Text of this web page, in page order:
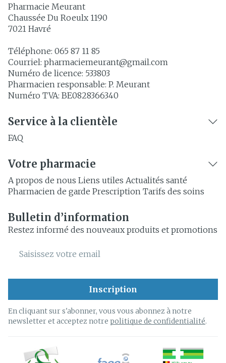
Pharmacie Meurant
Chaussée Du Roeulx 1190
7021 Havré
Téléphone: 065 87 11 85
Courriel: pharmaciemeurant@gmail.com
Numéro de licence: 533803
Pharmacien responsable: P. Meurant
Numéro TVA: BE0828366340
Service à la clientèle
FAQ
Votre pharmacie
A propos de nous Liens utiles Actualités santé
Pharmacien de garde Prescription Tarifs des soins
Bulletin d’information
Restez informé des nouveaux produits et promotions
Adresse mail
Inscription
En cliquant sur s'abonner, vous vous abonnez à notre
newsletter et acceptez notre politique de confidentialité.